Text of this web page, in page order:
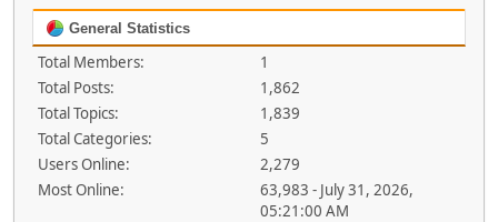
General Statistics
Total Members:
1
Total Posts:
1,862
Total Topics:
1,839
Total Categories:
5
Users Online:
2,279
Most Online:
63,983 - July 31, 2026,
05:21:00 AM